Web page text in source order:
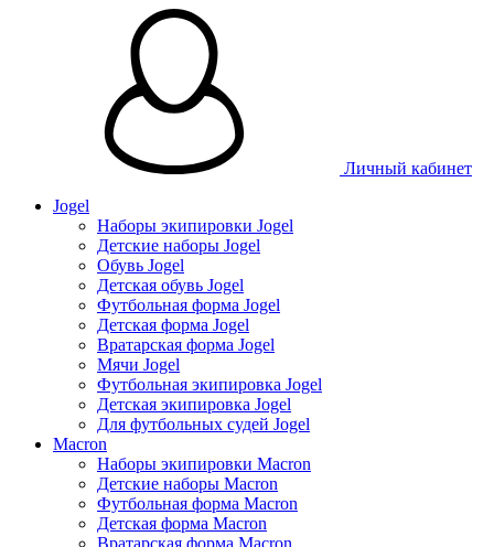
Личный кабинет
Jogel
Наборы экипировки Jogel
Детские наборы Jogel
Обувь Jogel
Детская обувь Jogel
Футбольная форма Jogel
Детская форма Jogel
Вратарская форма Jogel
Мячи Jogel
Футбольная экипировка Jogel
Детская экипировка Jogel
Для футбольных судей Jogel
Macron
Наборы экипировки Macron
Детские наборы Macron
Футбольная форма Macron
Детская форма Macron
Вратарская форма Macron